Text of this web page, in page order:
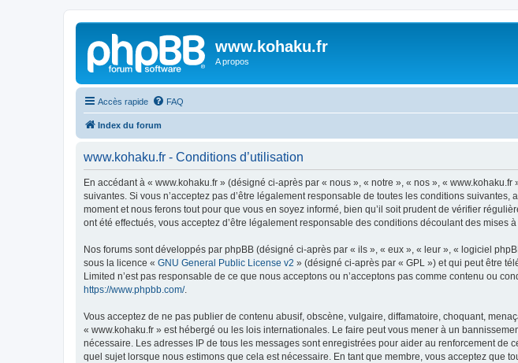
www.kohaku.fr
A propos
Accès rapide FAQ
Index du forum
www.kohaku.fr - Conditions d’utilisation
En accédant à « www.kohaku.fr » (désigné ci-après par « nous », « notre », « nos », «
suivantes. Si vous n’acceptez pas d’être légalement responsable de toutes les conditions
moment et nous ferons tout pour que vous en soyez informé, bien qu’il soit prudent de vérifier
ont été effectués, vous acceptez d’être légalement responsable des conditions découlant des mises
Nos forums sont développés par phpBB (désigné ci-après par « ils », « eux », « leur », « logiciel
sous la licence « GNU General Public License v2 » (désigné ci-après par « GPL ») et qui peut être
Limited n’est pas responsable de ce que nous acceptons ou n’acceptons pas comme contenu ou
https://www.phpbb.com/.
Vous acceptez de ne pas publier de contenu abusif, obscène, vulgaire, diffamatoire, choquant,
« www.kohaku.fr » est hébergé ou les lois internationales. Le faire peut vous mener à un
nécessaire. Les adresses IP de tous les messages sont enregistrées pour aider au renforcement
quel sujet lorsque nous estimons que cela est nécessaire. En tant que membre, vous acceptez que